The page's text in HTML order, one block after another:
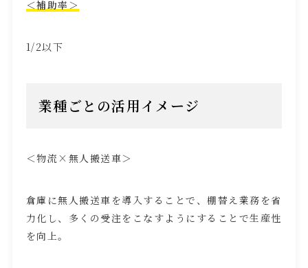
＜補助率＞
1/2以下
業種ごとの活用イメージ
＜物流×無人搬送車＞
倉庫に無人搬送車を導入することで、棚替え業務を省
力化し、多くの受注をこなすようにすることで生産性
を向上。